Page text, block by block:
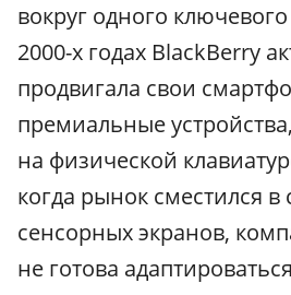
вокруг одного
2000-х годах BlackBerry
продвигала свои
премиальные
на физической
когда рынок сместился в
сенсорных экранов,
не готова